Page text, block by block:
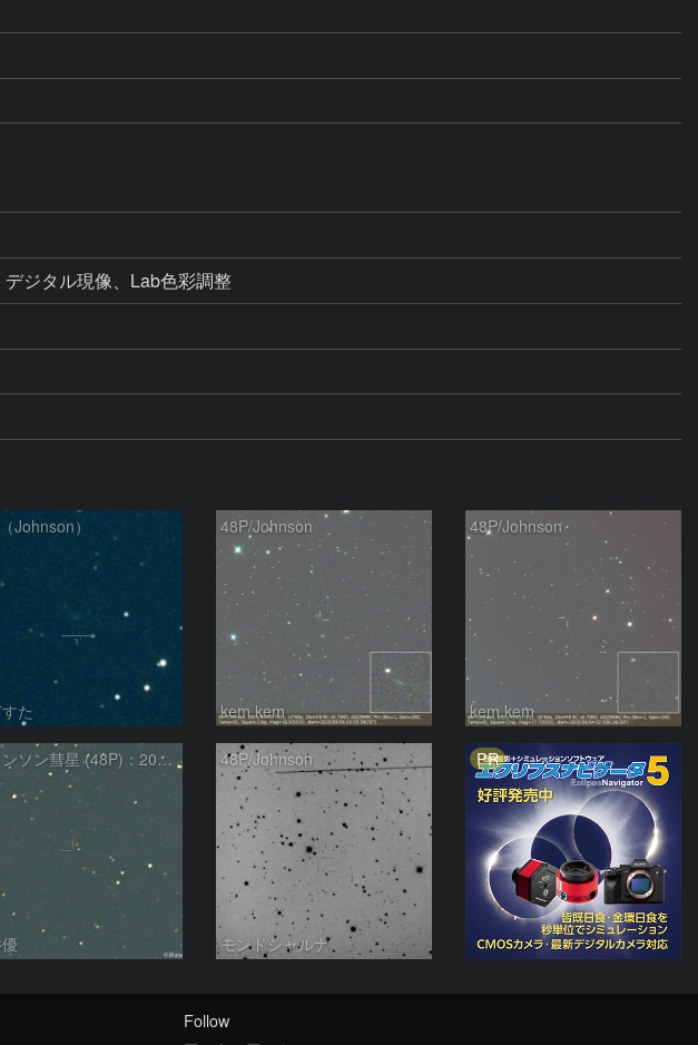
ジタル現像、Lab色彩調整
Johnson）
た
48P/Johnson
kem.kem
48P/Johnson
kem.kem
ジョンソン彗星 (48P)：2024/08/11 48P/Johnson
モンドシャルナ
PR
Follow